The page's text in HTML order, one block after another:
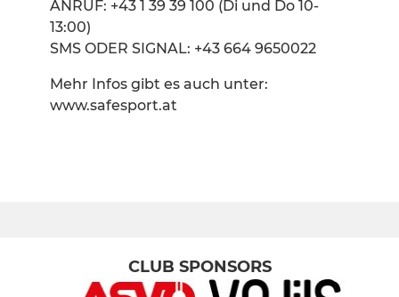
ANRUF: +43 1 39 39 100 (Di und Do 10-
13:00)
SMS ODER SIGNAL: +43 664 9650022
Mehr Infos gibt es auch unter:
www.safesport.at
CLUB SPONSORS